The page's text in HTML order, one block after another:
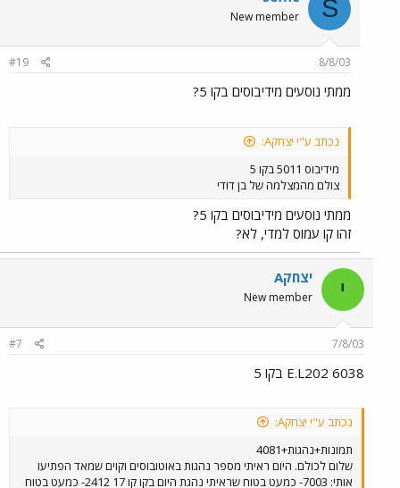
S
New member
8/8/03
#19
ממתי נוסעים מידיבוסים בקו 5?
נכתב ע"י יצחקA:
מידיבוס 5011 בקו 5
צולם מהמצלמה של בן דודי
ממתי נוסעים מידיבוסים בקו 5?
זהו קו עמוס למדי, לא?
י יצחקA
New member
7/8/03
#7
E.L202 6038 בקו 5
נכתב ע"י יצחקA:
תמונות+נהגות+4081
שלום לכולם. היום ראיתי מספר נהגות באוטובוסים וקוים שמאד הפתיעו
אותי: 7003- כמעט בטוח שראיתי נהגת היום בקו קו 17 2412- כמעט בטוח